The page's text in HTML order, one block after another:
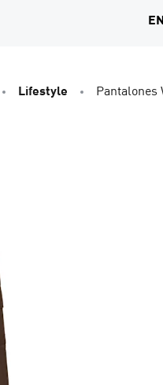
Lifestyle Pantalones